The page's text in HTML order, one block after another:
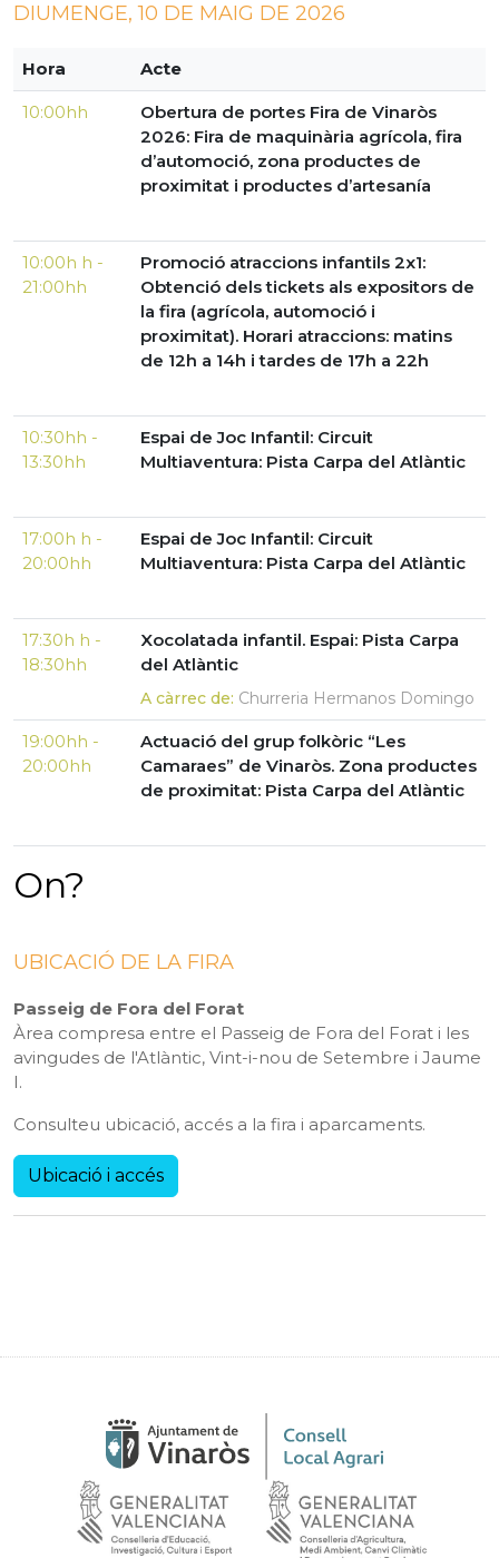
DIUMENGE, 10 DE MAIG DE 2026
Hora Acte
10:00hh
Obertura de portes Fira de Vinaròs
2026: Fira de maquinària agrícola, fira
d’automoció, zona productes de
proximitat i productes d’artesanía
10:00h h -
21:00hh
Promoció atraccions infantils 2x1:
Obtenció dels tickets als expositors de
la fira (agrícola, automoció i
proximitat). Horari atraccions: matins
de 12h a 14h i tardes de 17h a 22h
10:30hh -
13:30hh
Espai de Joc Infantil: Circuit
Multiaventura: Pista Carpa del Atlàntic
17:00h h -
20:00hh
Espai de Joc Infantil: Circuit
Multiaventura: Pista Carpa del Atlàntic
17:30h h -
18:30hh
Xocolatada infantil. Espai: Pista Carpa
del Atlàntic
A càrrec de: Churreria Hermanos Domingo
19:00hh -
20:00hh
Actuació del grup folkòric “Les
Camaraes” de Vinaròs. Zona productes
de proximitat: Pista Carpa del Atlàntic
On?
UBICACIÓ DE LA FIRA
Passeig de Fora del Forat
Àrea compresa entre el Passeig de Fora del Forat i les
avingudes de l'Atlàntic, Vint-i-nou de Setembre i Jaume
I.
Consulteu ubicació, accés a la fira i aparcaments.
Ubicació i accés